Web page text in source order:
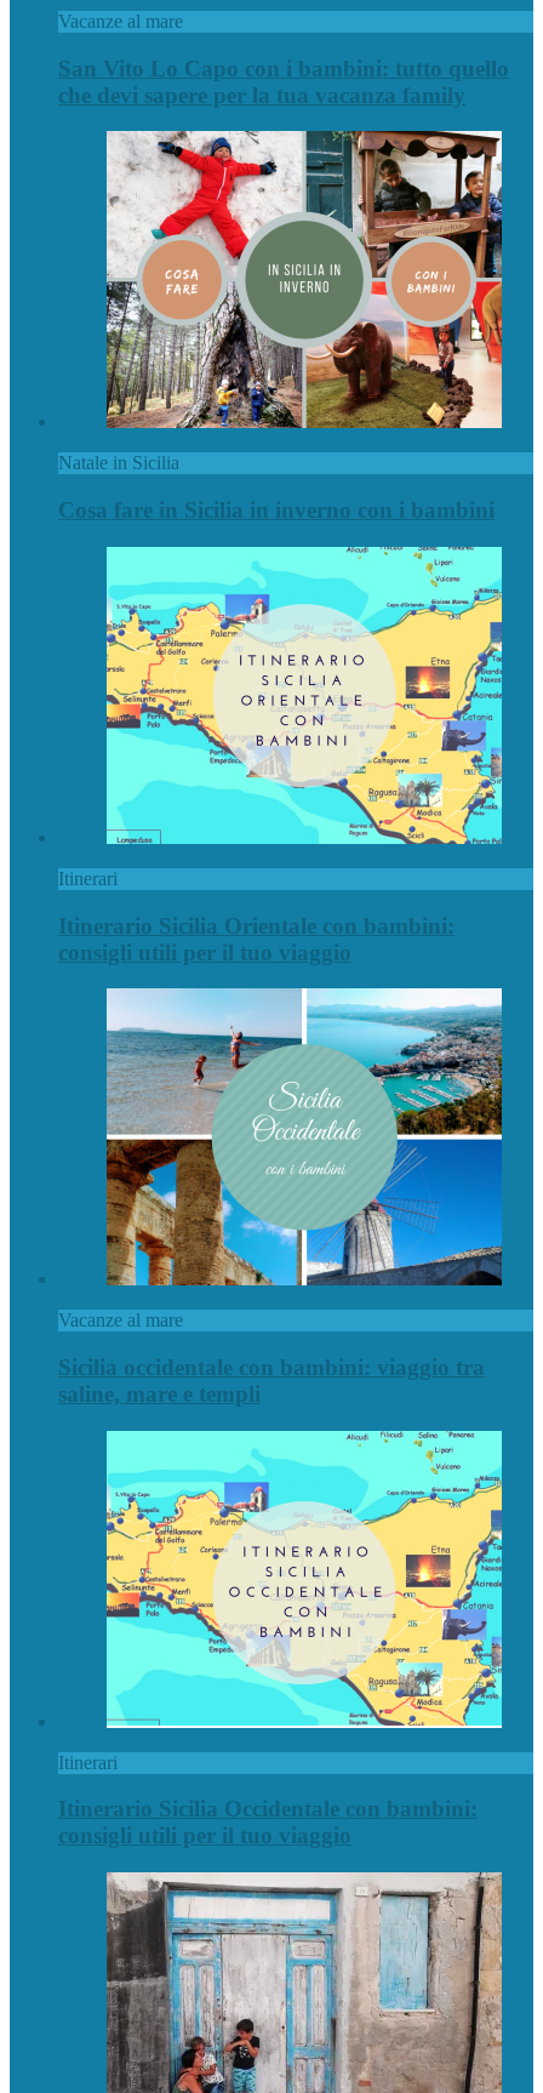
Vacanze al mare
San Vito Lo Capo con i bambini: tutto quello
che devi sapere per la tua vacanza family
Natale in Sicilia
Cosa fare in Sicilia in inverno con i bambini
Itinerari
Itinerario Sicilia Orientale con bambini:
consigli utili per il tuo viaggio
Vacanze al mare
Sicilia occidentale con bambini: viaggio tra
saline, mare e templi
Itinerari
Itinerario Sicilia Occidentale con bambini:
consigli utili per il tuo viaggio